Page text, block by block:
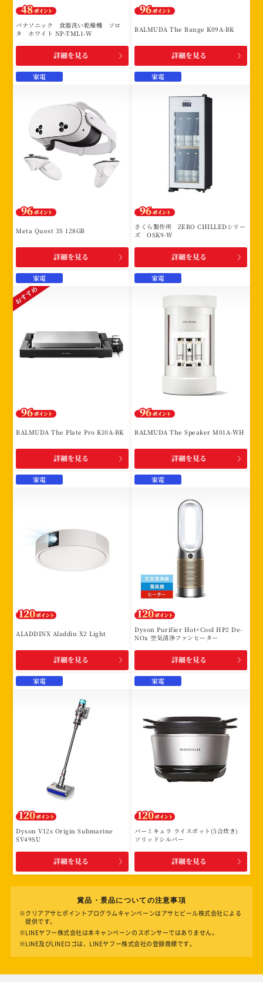
パナソニック 食器洗い乾燥機 ソロ
タ ホワイト NP-TML1-W
詳細を見る
BALMUDA The Range K09A-BK
詳細を見る
家電
Meta Quest 3S 128GB
詳細を見る
家電
さくら製作所 ZERO CHILLEDシリー
ズ OSK9-W
詳細を見る
家電
BALMUDA The Plate Pro K10A-BK
詳細を見る
家電
BALMUDA The Speaker M01A-WH
詳細を見る
家電
ALADDINX Aladdin X2 Light
詳細を見る
家電
Dyson Purifier Hot+Cool HP2 De-
NOx 空気清浄ファンヒーター
詳細を見る
家電
Dyson V12s Origin Submarine
SV49SU
詳細を見る
家電
バーミキュラ ライスポット(5合炊き)
ソリッドシルバー
詳細を見る
賞品・景品についての注意事項
※クリアアサヒポイントプログラムキャンペーンはアサヒビール株式会社による
提供です。
※LINEヤフー株式会社は本キャンペーンのスポンサーではありません。
※LINE及びLINEロゴは、LINEヤフー株式会社の登録商標です。